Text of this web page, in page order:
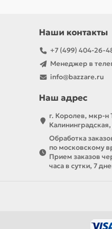
Наши контакты
+7 (499) 404-26-
Менеджер в
info@bazzare.ru
Наш адрес
г. Королев, мкр-н
Обработка
по московскому
Прием заказов
часа в сутки, 7